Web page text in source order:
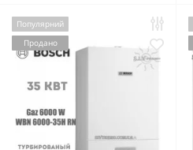
Популярний
Продано